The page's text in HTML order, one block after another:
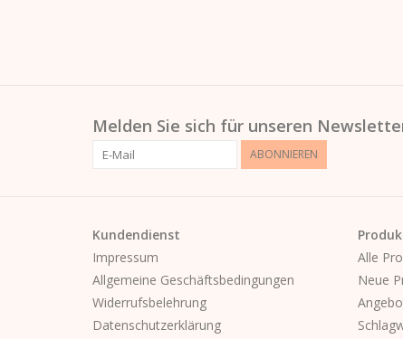
Melden Sie sich für unseren
ABONNIEREN
Kundendienst
Impressum
Allgemeine Geschäftsbedingungen
Widerrufsbelehrung
Datenschutzerklärung
Alle
Neue